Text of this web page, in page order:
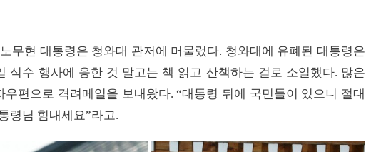
무현 대통령은 청와대 관저에 머물렀다. 청와대에 유폐된 대통령은
식수 행사에 응한 것 말고는 책 읽고 산책하는 걸로 소일했다. 많은
편으로 격려메일을 보내왔다. “대통령 뒤에 국민들이 있으니 절대
령님 힘내세요”라고.